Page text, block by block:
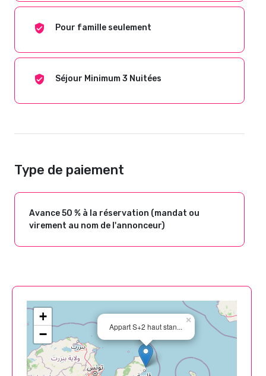
Pour famille seulement
Séjour Minimum 3 Nuitées
Type de paiement
Avance 50 % à la réservation (mandat ou
virement au nom de l'annonceur)
Appart S+2 haut stan...
×
+
−